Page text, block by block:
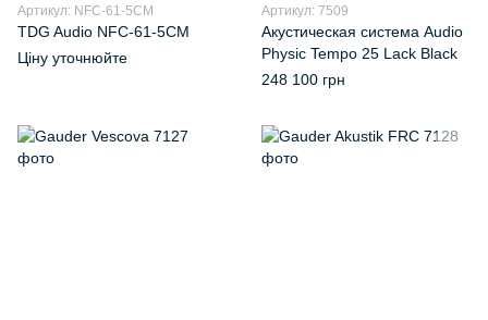
Артикул: NFC-61-5СМ
TDG Audio NFС-61-5CM
Ціну уточнюйте
Артикул: 7509
Акустическая система Audio
Physic Tempo 25 Lack Black
248 100 грн